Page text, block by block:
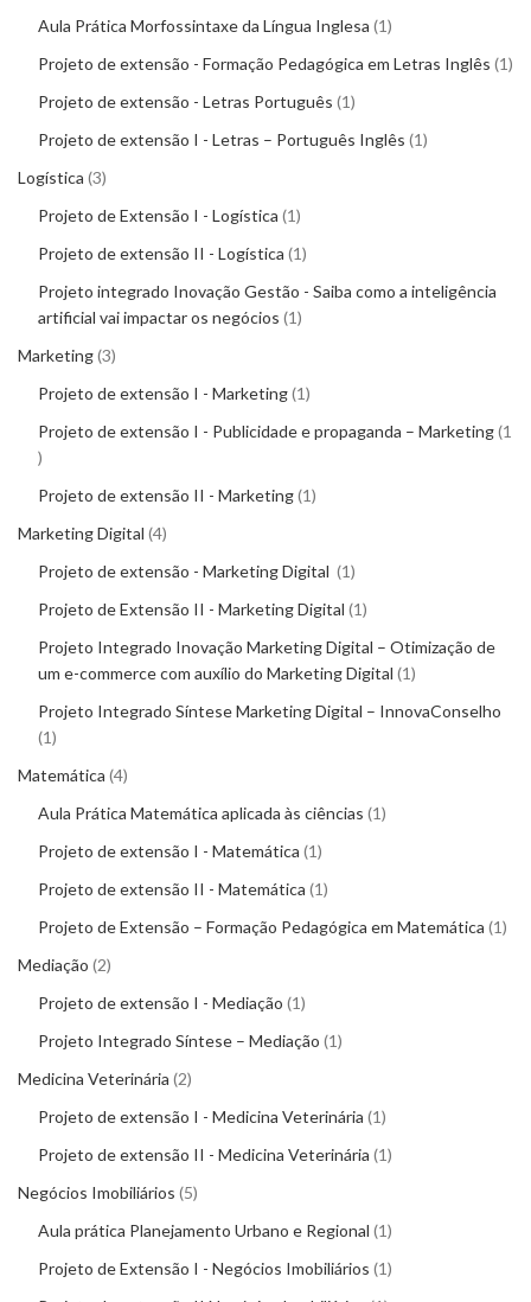
Aula Prática Morfossintaxe da Língua Inglesa 1
Projeto de extensão - Formação Pedagógica em Letras Inglês 1
Projeto de extensão - Letras Português 1
Projeto de extensão I - Letras – Português Inglês 1
Logística 3
Projeto de Extensão I - Logística 1
Projeto de extensão II - Logística 1
Projeto integrado Inovação Gestão - Saiba como a inteligência
artificial vai impactar os negócios 1
Marketing 3
Projeto de extensão I - Marketing 1
Projeto de extensão I - Publicidade e propaganda – Marketing 1
Projeto de extensão II - Marketing 1
Marketing Digital 4
Projeto de extensão - Marketing Digital
1
Projeto de Extensão II - Marketing Digital 1
Projeto Integrado Inovação Marketing Digital – Otimização de
um e-commerce com auxílio do Marketing Digital 1
Projeto Integrado Síntese Marketing Digital – InnovaConselho
1
Matemática 4
Aula Prática Matemática aplicada às ciências 1
Projeto de extensão I - Matemática 1
Projeto de extensão II - Matemática 1
Projeto de Extensão – Formação Pedagógica em Matemática 1
Mediação 2
Projeto de extensão I - Mediação 1
Projeto Integrado Síntese – Mediação 1
Medicina Veterinária 2
Projeto de extensão I - Medicina Veterinária 1
Projeto de extensão II - Medicina Veterinária 1
Negócios Imobiliários 5
Aula prática Planejamento Urbano e Regional 1
Projeto de Extensão I - Negócios Imobiliários 1